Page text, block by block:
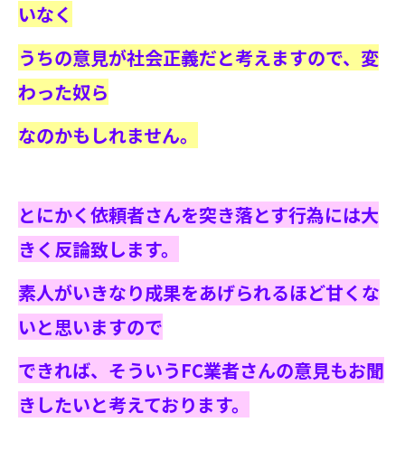
いなく
うちの意見が社会正義だと考えますので、変
わった奴ら
なのかもしれません。
とにかく依頼者さんを突き落とす行為には大
きく反論致します。
素人がいきなり成果をあげられるほど甘くな
いと思いますので
できれば、そういうFC業者さんの意見もお聞
きしたいと考えております。